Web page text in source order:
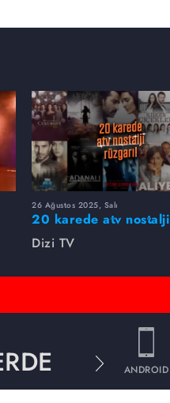
26 Ağustos 2025, Salı
20 karede atv nostalji
rüzgarı!
Dizi TV
ANDROID